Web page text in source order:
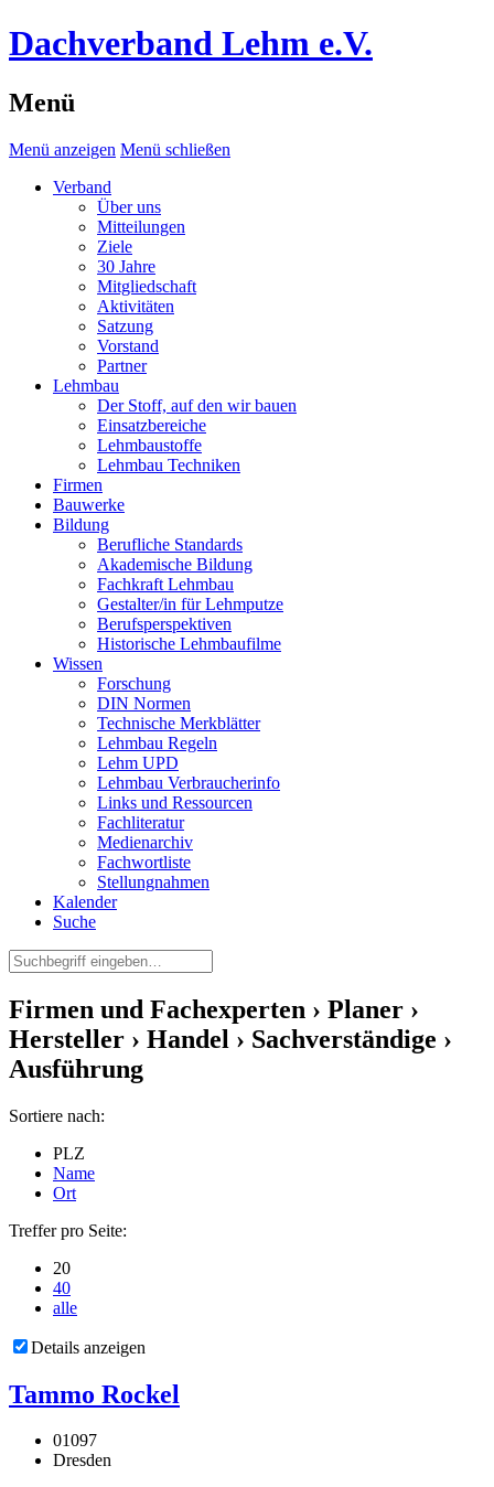
Dachverband Lehm e.V.
Menü
Menü anzeigen Menü schließen
Verband
Über uns
Mitteilungen
Ziele
30 Jahre
Mitgliedschaft
Aktivitäten
Satzung
Vorstand
Partner
Lehmbau
Der Stoff, auf den wir bauen
Einsatzbereiche
Lehmbaustoffe
Lehmbau Techniken
Firmen
Bauwerke
Bildung
Berufliche Standards
Akademische Bildung
Fachkraft Lehmbau
Gestalter/in für Lehmputze
Berufsperspektiven
Historische Lehmbaufilme
Wissen
Forschung
DIN Normen
Technische Merkblätter
Lehmbau Regeln
Lehm UPD
Lehmbau Verbraucherinfo
Links und Ressourcen
Fachliteratur
Medienarchiv
Fachwortliste
Stellungnahmen
Kalender
Suche
Firmen und Fachexperten › Planer ›
Hersteller › Handel › Sachverständige ›
Ausführung
Sortiere nach:
PLZ
Name
Ort
Treffer pro Seite:
20
40
alle
Details anzeigen
Tammo Rockel
01097
Dresden